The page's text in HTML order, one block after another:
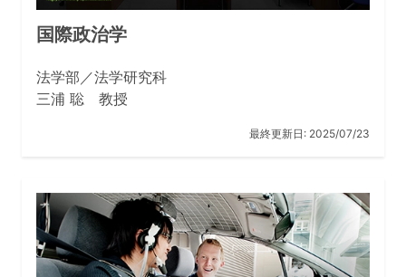
国際政治学
法学部／法学研究科
三浦 聡 教授
最終更新日: 2025/07/23